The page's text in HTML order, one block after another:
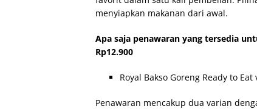
menyiapkan makanan dari awal.
Apa saja penawaran yang tersedia
Rp12.900
Royal Bakso Goreng Ready to
Penawaran mencakup dua varian